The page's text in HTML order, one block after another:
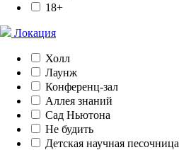
18+
Локация
Холл
Лаунж
Конференц-зал
Аллея знаний
Сад Ньютона
Не будить
Детская научная песочница